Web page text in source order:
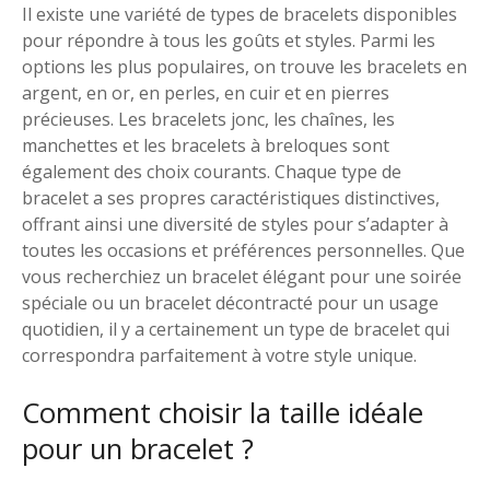
Il existe une variété de types de bracelets disponibles
pour répondre à tous les goûts et styles. Parmi les
options les plus populaires, on trouve les bracelets en
argent, en or, en perles, en cuir et en pierres
précieuses. Les bracelets jonc, les chaînes, les
manchettes et les bracelets à breloques sont
également des choix courants. Chaque type de
bracelet a ses propres caractéristiques distinctives,
offrant ainsi une diversité de styles pour s’adapter à
toutes les occasions et préférences personnelles. Que
vous recherchiez un bracelet élégant pour une soirée
spéciale ou un bracelet décontracté pour un usage
quotidien, il y a certainement un type de bracelet qui
correspondra parfaitement à votre style unique.
Comment choisir la taille idéale
pour un bracelet ?